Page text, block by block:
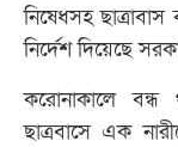
নিষেধসহ
নির্দেশ দিয়েছে
করোনাকালে বন্ধ
ছাত্রবাসে এক